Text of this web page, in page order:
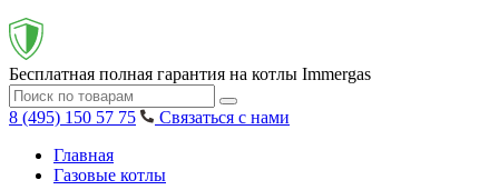
Бесплатная полная гарантия на котлы Immergas
8 (495) 150 57 75
Связаться с нами
Главная
Газовые котлы